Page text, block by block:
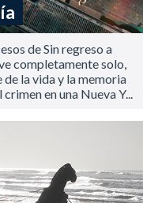
de Sin regreso a
completamente solo,
la vida y la memoria
en una Nueva Y...